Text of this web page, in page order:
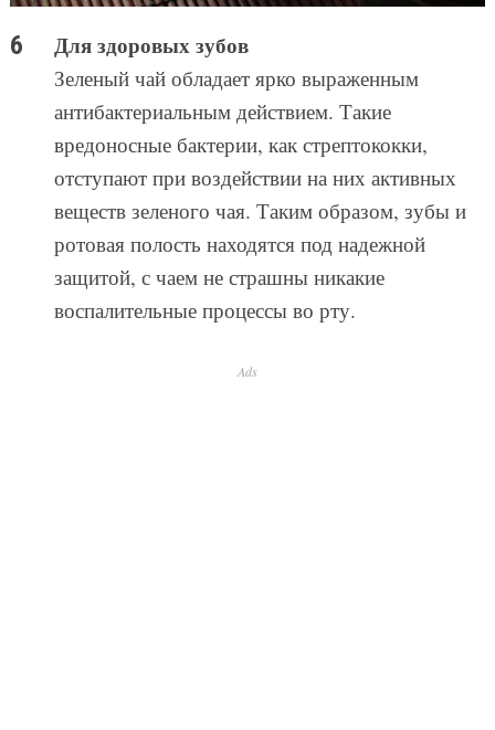
Для здоровых зубов
Зеленый чай обладает ярко выраженным
антибактериальным действием. Такие
вредоносные бактерии, как стрептококки,
отступают при воздействии на них активных
веществ зеленого чая. Таким образом, зубы и
ротовая полость находятся под надежной
защитой, с чаем не страшны никакие
воспалительные процессы во рту.
Ads